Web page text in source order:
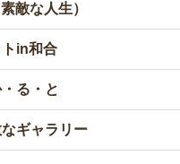
敵な人生）
in和合
る・と
ギャラリー